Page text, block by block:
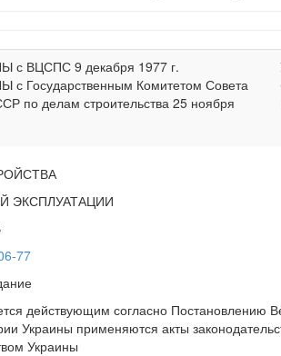
с ВЦСПС 9 декабря 1977 г.
Государственным Комитетом Совета
по делам строительства 25 ноября
ЭКСПЛУАТАЦИИ
77
действующим согласно
Украины применяются акты
Украины